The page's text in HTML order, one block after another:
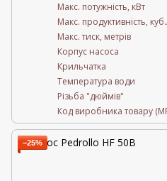
Mакс. потужність, кВт
Mакс. продуктивність,
Maкс. тиск, метрів
Корпус насоса
Крильчатка
Температура води
Різьба "дюймів"
Код виробника товару
−25%